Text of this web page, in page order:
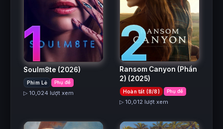
1
Soulm8te (2026)
Phim Lẻ Phụ đề
▷ 10,024 lượt xem
2
Ransom Canyon (Phần
2) (2025)
Hoàn tất (8/8) Phụ đề
▷ 10,012 lượt xem